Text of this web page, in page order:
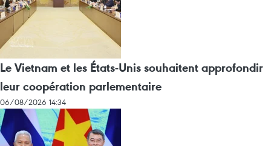
Le Vietnam et les États-Unis souhaitent approfondir
leur coopération parlementaire
06/08/2026 14:34